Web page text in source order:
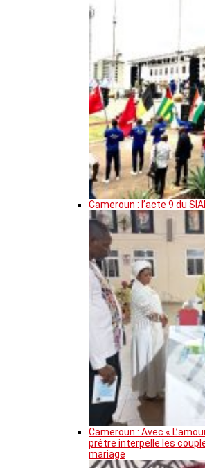
Cameroun : l’acte 9 du
Cameroun : Avec «
prêtre interpelle les
mariage